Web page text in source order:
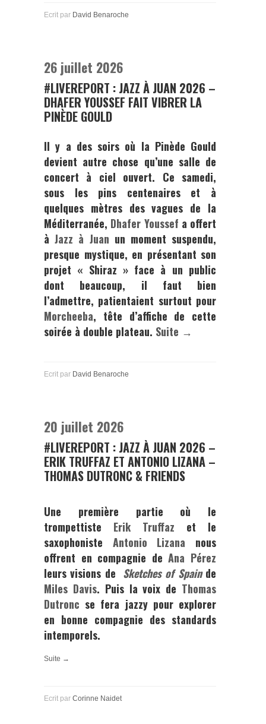
Ecrit par David Benaroche
26 juillet 2026
#LIVEREPORT : JAZZ À JUAN 2026 –
DHAFER YOUSSEF FAIT VIBRER LA
PINÈDE GOULD
Il y a des soirs où la Pinède Gould
devient autre chose qu’une salle de
concert à ciel ouvert. Ce samedi,
sous les pins centenaires et à
quelques mètres des vagues de la
Méditerranée, Dhafer Youssef a offert
àJazz à Juan un moment suspendu,
presque mystique, en présentant son
projet « Shiraz » face à un public
dont beaucoup, il faut bien
l’admettre, patientaient surtout pour
Morcheeba, tête d’affiche de cette
soirée à double plateau. Suite →
Ecrit par David Benaroche
20 juillet 2026
#LIVEREPORT : JAZZ À JUAN 2026 –
ERIK TRUFFAZ ET ANTONIO LIZANA –
THOMAS DUTRONC & FRIENDS
Une première partie où le
trompettiste Erik Truffaz et le
saxophoniste Antonio Lizana nous
offrent en compagnie deAna Pérez
leurs visions de Sketches of Spainde
Miles Davis. Puis la voix de Thomas
Dutronc se fera jazzy pour explorer
en bonne compagnie des standards
intemporels.
Suite →
Ecrit par Corinne Naidet